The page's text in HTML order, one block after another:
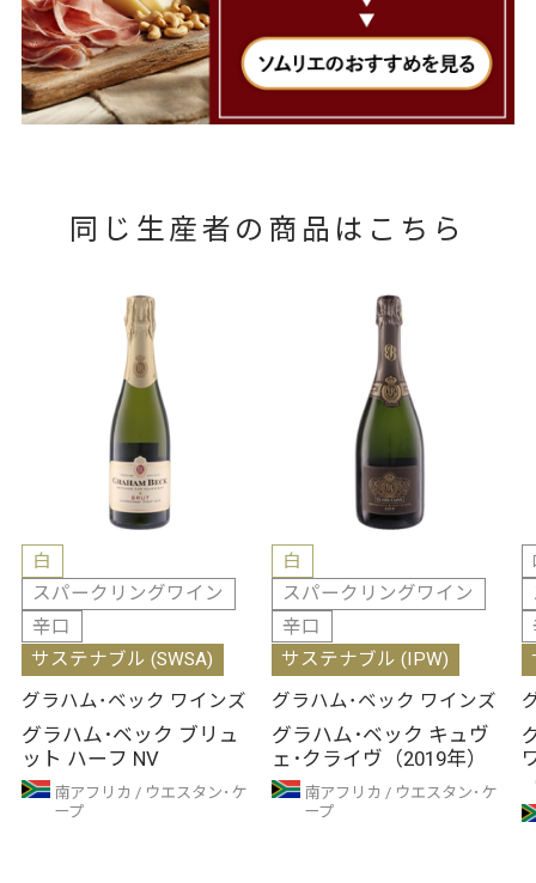
同じ生産者の商品はこちら
白
スパークリングワイン
辛口
サステナブル (SWSA)
グラハム･ベック ワインズ
グラハム･ベック ブリュ
ット ハーフ NV
南アフリカ
ウエスタン･ケ
ープ
白
スパークリングワイン
辛口
サステナブル (IPW)
グラハム･ベック ワインズ
グラハム･ベック キュヴ
ェ･クライヴ（2019年）
南アフリカ
ウエスタン･ケ
ープ